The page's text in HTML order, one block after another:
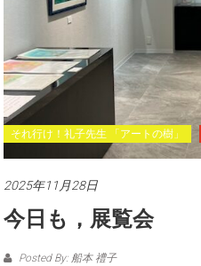
それ行け！礼子先生 「アートの樹」
2025年11月28日
今日も，展覧会
Posted By: 船本 禮子